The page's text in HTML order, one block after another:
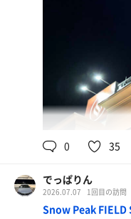
0 35
でっぱりん
2026.07.07 1回目の訪問
Snow Peak FIELD